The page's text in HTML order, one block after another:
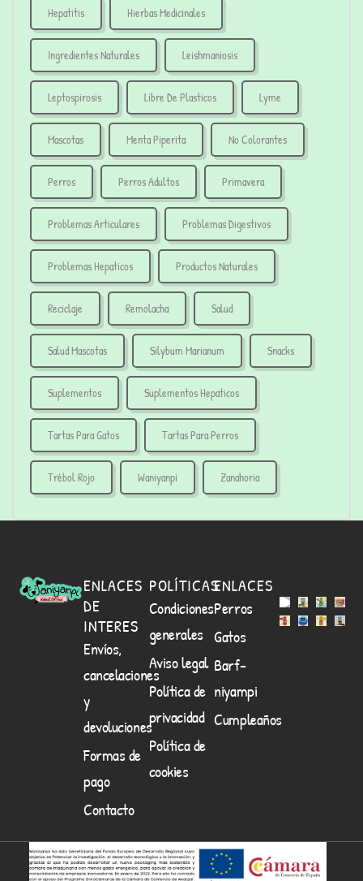
Hepatitis Hierbas Medicinales
Ingredientes Naturales Leishmaniosis
Leptospirosis Libre De Plasticos Lyme
Mascotas Menta Piperita No Colorantes
Perros Perros Adultos Primavera
Problemas Articulares Problemas Digestivos
Problemas Hepaticos Productos Naturales
Reciclaje Remolacha Salud
Salud Mascotas Silybum Marianum Snacks
Suplementos Suplementos Hepaticos
Tartas Para Gatos Tartas Para Perros
Trébol Rojo Waniyanpi Zanahoria
ENLACES
DE
INTERES
Envíos,
cancelaciones
y
devoluciones
Formas de
pago
Contacto
POLÍTICAS
Condiciones
generales
Aviso legal
Política de
privacidad
Política de
cookies
ENLACES
Perros
Gatos
Barf-
niyampi
Cumpleaños